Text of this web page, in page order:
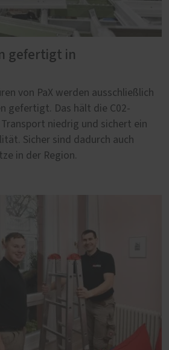
gefertigt in
von PaX werden ausschließlich
gefertigt. Das hält die C02-
niedrig und sichert ein
Sicher sind dadurch auch
in der Region.